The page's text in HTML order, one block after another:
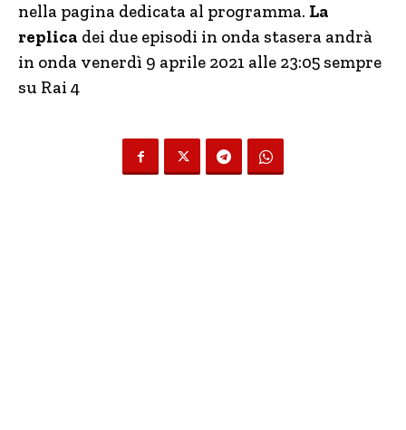
nella pagina dedicata al programma. La
replica dei due episodi in onda stasera andrà
in onda venerdì 9 aprile 2021 alle 23:05 sempre
su Rai 4